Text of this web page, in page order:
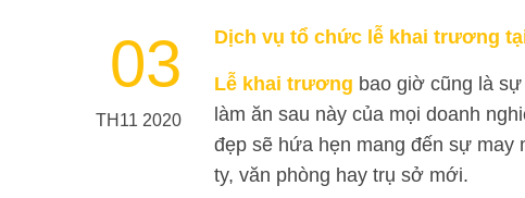
03
TH11 2020
Dịch vụ tổ chức lễ khai trương
Lễ khai trương bao giờ cũng là
làm ăn sau này của mọi doanh
đẹp sẽ hứa hẹn mang đến sự may
ty, văn phòng hay trụ sở mới.